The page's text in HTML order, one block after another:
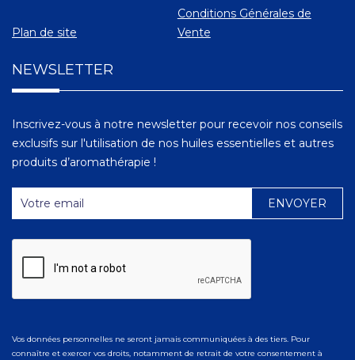
Plan de site
Conditions Générales de
Vente
NEWSLETTER
Inscrivez-vous à notre newsletter pour recevoir nos conseils
exclusifs sur l'utilisation de nos huiles essentielles et autres
produits d’aromathérapie !
Vos données personnelles ne seront jamais communiquées à des tiers. Pour
connaître et exercer vos droits, notamment de retrait de votre consentement à